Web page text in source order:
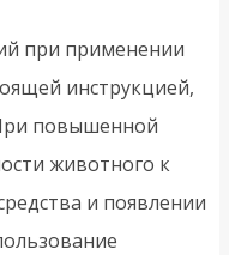
при применении
инструкцией,
повышенной
животного к
и появлении